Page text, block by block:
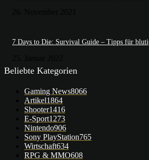
7 Days to Die: Survival Guide – Tipps für
Beliebte Kategorien
Gaming News8066
Artikel1864
Shooter1416
E-Sport1273
Nintendo906
Sony PlayStation765
Wirtschaft634
RPG & MMO608